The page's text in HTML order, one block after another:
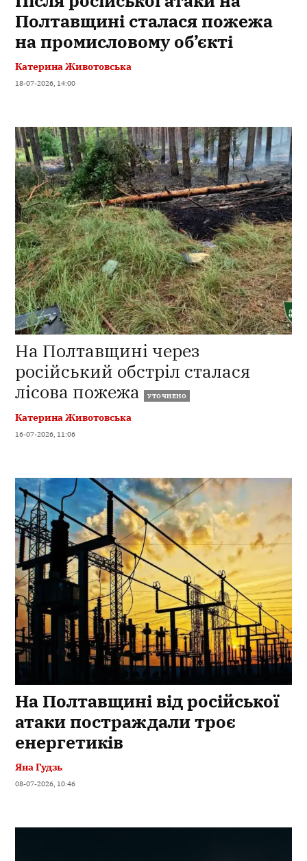
Полтавщині сталася пожежа
на промисловому об’єкті
Катерина Животовська
18-07-2026, 14:00
На Полтавщині через
російський обстріл сталася
лісова пожежа УТОЧНЕНО
Катерина Животовська
16-07-2026, 11:06
На Полтавщині від російської
атаки постраждали троє
енергетиків
Яна Гудзь
08-07-2026, 10:46